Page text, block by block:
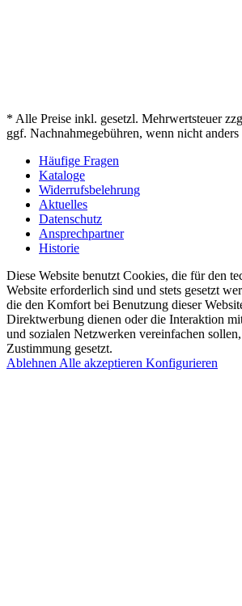
* Alle Preise inkl. gesetzl. Mehrwertsteuer
ggf. Nachnahmegebühren, wenn nicht anders
Häufige Fragen
Kataloge
Widerrufsbelehrung
Aktuelles
Datenschutz
Ansprechpartner
Historie
Diese Website benutzt Cookies, die für den
Website erforderlich sind und stets gesetzt
die den Komfort bei Benutzung dieser
Direktwerbung dienen oder die Interaktion
und sozialen Netzwerken vereinfachen
Zustimmung gesetzt.
Ablehnen Alle akzeptieren Konfigurieren